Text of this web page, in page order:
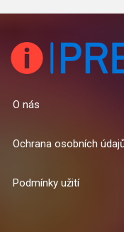
O nás
Ochrana osobních
Podmínky užití